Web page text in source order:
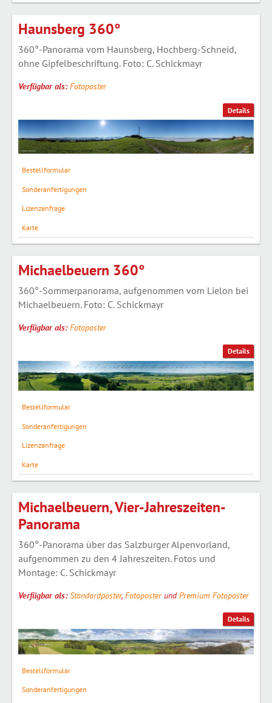
Details
Haunsberg 360°
360°-Panorama vom Haunsberg, Hochberg-Schneid,
ohne Gipfelbeschriftung. Foto: C. Schickmayr
Verfügbar als:Fotoposter
Bestellformular
Sonderanfertigungen
Lizenzanfrage
Karte
Details
Michaelbeuern 360°
360°-Sommerpanorama, aufgenommen vom Lielon bei
Michaelbeuern. Foto: C. Schickmayr
Verfügbar als:Fotoposter
Bestellformular
Sonderanfertigungen
Lizenzanfrage
Karte
Details
Michaelbeuern, Vier-Jahreszeiten-
Panorama
360°-Panorama über das Salzburger Alpenvorland,
aufgenommen zu den 4 Jahreszeiten. Fotos und
Montage: C. Schickmayr
Verfügbar als:Standardposter, FotoposterundPremium Fotoposter
Bestellformular
Sonderanfertigungen